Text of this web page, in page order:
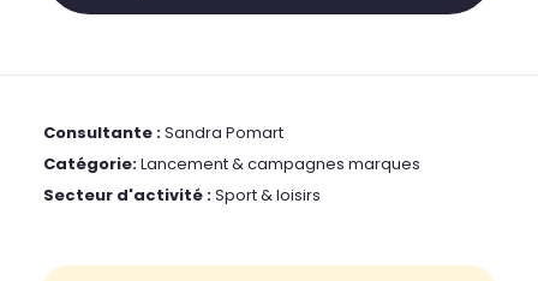
Consultante :Sandra Pomart
Catégorie:Lancement & campagnes marques
Secteur d'activité :Sport & loisirs